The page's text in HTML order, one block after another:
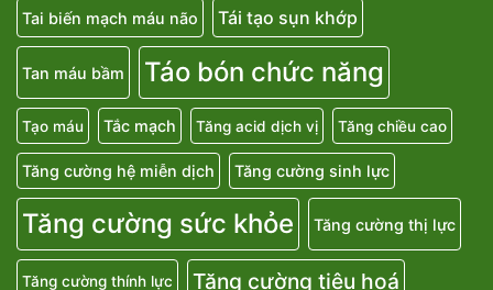
Tai biến mạch máu não Tái tạo sụn khớp
Tan máu bầm Táo bón chức năng
Tạo máu Tắc mạch Tăng acid dịch vị Tăng chiều cao
Tăng cường hệ miễn dịch Tăng cường sinh lực
Tăng cường sức khỏe Tăng cường thị lực
Tăng cường thính lực
Tăng cường tiêu hoá